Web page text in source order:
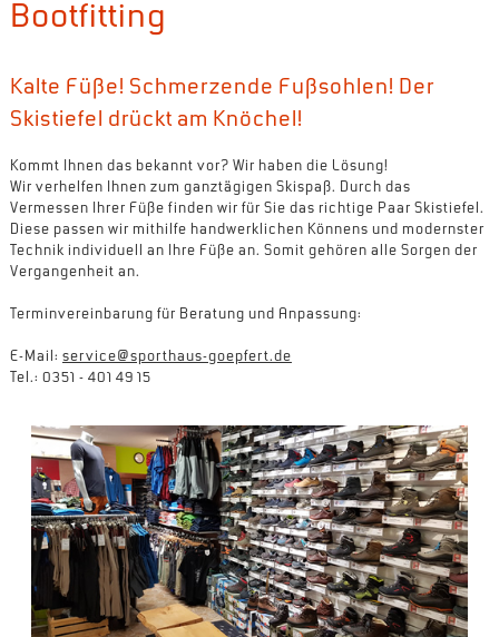
Bootfitting
Kalte Füße! Schmerzende Fußsohlen! Der
Skistiefel drückt am Knöchel!
Kommt Ihnen das bekannt vor? Wir haben die Lösung!
Wir verhelfen Ihnen zum ganztägigen Skispaß. Durch das
Vermessen Ihrer Füße finden wir für Sie das richtige Paar Skistiefel.
Diese passen wir mithilfe handwerklichen Könnens und modernster
Technik individuell an Ihre Füße an. Somit gehören alle Sorgen der
Vergangenheit an.
Terminvereinbarung für Beratung und Anpassung:
E-Mail: service@sporthaus-goepfert.de
Tel.: 0351 - 401 49 15